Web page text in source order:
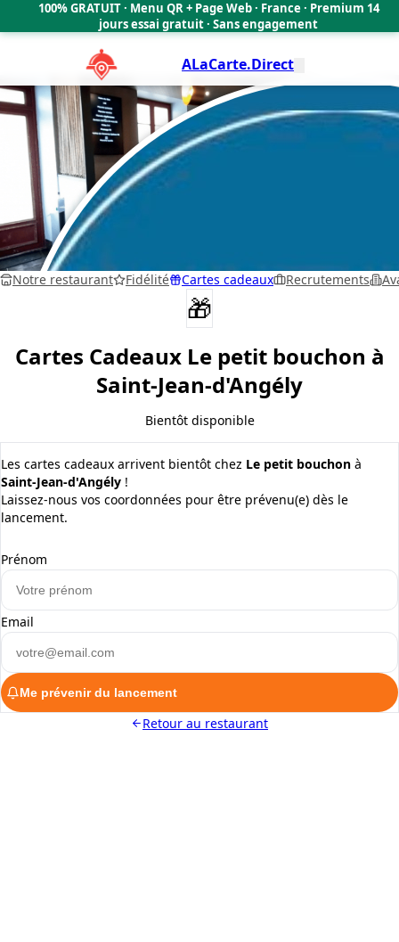
100% GRATUIT · Menu QR + Page Web · France · Premium 14
jours essai gratuit · Sans engagement
ALaCarte.Direct
Notre restaurant Fidélité Cartes cadeaux Recrutements
🎁
Cartes Cadeaux Le petit bouchon à
Saint-Jean-d'Angély
Bientôt disponible
Les cartes cadeaux arrivent bientôt chez Le petit bouchon à
Saint-Jean-d'Angély !
Laissez-nous vos coordonnées pour être prévenu(e) dès le
lancement.
Prénom
Email
Me prévenir du lancement
Retour au restaurant